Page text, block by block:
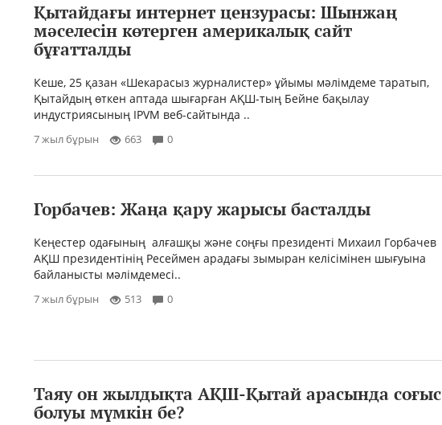
Қытайдағы интернет цензурасы: Шынжаң
мәселесін көтерген америкалық сайт
бұғатталды
Кеше, 25 қазан «Шекарасыз журналистер» ұйымы мәлімдеме таратып,
Қытайдың өткен аптада шығарған АҚШ-тың Бейне бақылау
индустриясының IPVM веб-сайтында ..
7 жыл бұрын 663 0
Горбачев: Жаңа қару жарысы басталды
Кеңестер одағының алғашқы және соңғы президенті Михаил Горбачев
АҚШ президентінің Ресеймен арадағы зымыран келісімінен шығуына
байланысты мәлімдемесі..
7 жыл бұрын 513 0
Таяу он жылдықта АҚШ-Қытай арасында соғыс
болуы мүмкін бе?